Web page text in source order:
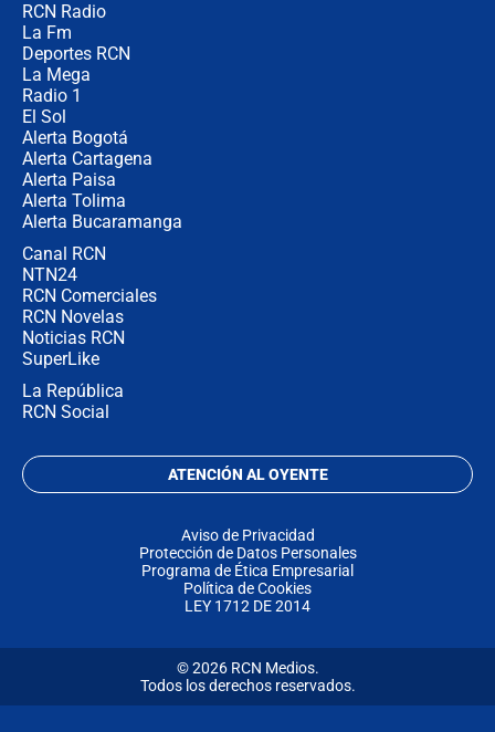
RCN Radio
La Fm
Deportes RCN
La Mega
Radio 1
El Sol
Alerta Bogotá
Alerta Cartagena
Alerta Paisa
Alerta Tolima
Alerta Bucaramanga
Canal RCN
NTN24
RCN Comerciales
RCN Novelas
Noticias RCN
SuperLike
La República
RCN Social
ATENCIÓN AL OYENTE
Aviso de Privacidad
Protección de Datos Personales
Programa de Ética Empresarial
Política de Cookies
LEY 1712 DE 2014
© 2026 RCN Medios.
Todos los derechos reservados.